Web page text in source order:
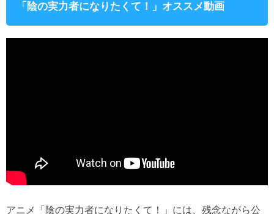
「陰の実力者になりたくて！」オススメ動画
アニメ「陰の実力者になりたくて！」には、残念ながら公